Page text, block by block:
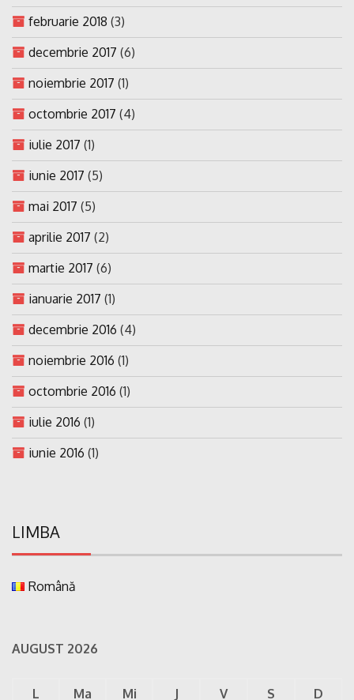
februarie 2018 (3)
decembrie 2017 (6)
noiembrie 2017 (1)
octombrie 2017 (4)
iulie 2017 (1)
iunie 2017 (5)
mai 2017 (5)
aprilie 2017 (2)
martie 2017 (6)
ianuarie 2017 (1)
decembrie 2016 (4)
noiembrie 2016 (1)
octombrie 2016 (1)
iulie 2016 (1)
iunie 2016 (1)
LIMBA
Română
AUGUST 2026
L Ma Mi J V S D